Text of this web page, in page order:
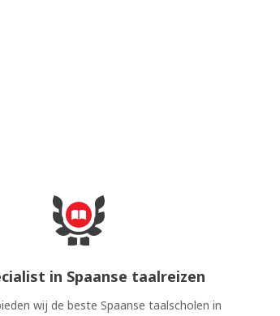
in Spaanse taalreizen
wij de beste Spaanse taalscholen in